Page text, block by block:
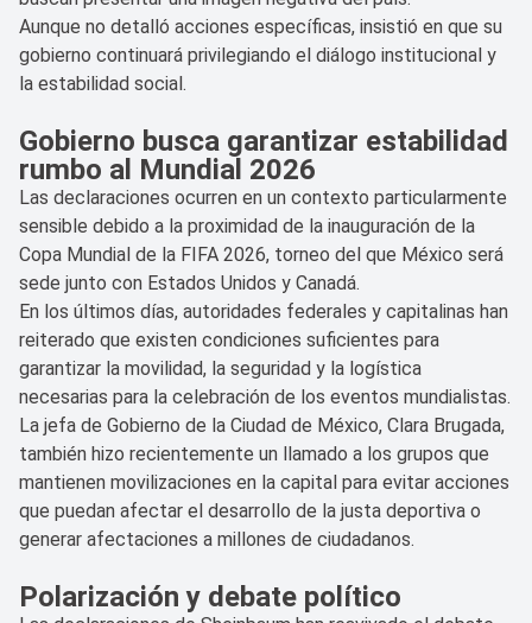
Aunque no detalló acciones específicas, insistió en que su
gobierno continuará privilegiando el diálogo institucional y
la estabilidad social.
Gobierno busca garantizar estabilidad
rumbo al Mundial 2026
Las declaraciones ocurren en un contexto particularmente
sensible debido a la proximidad de la inauguración de la
Copa Mundial de la FIFA 2026, torneo del que México será
sede junto con Estados Unidos y Canadá.
En los últimos días, autoridades federales y capitalinas han
reiterado que existen condiciones suficientes para
garantizar la movilidad, la seguridad y la logística
necesarias para la celebración de los eventos mundialistas.
La jefa de Gobierno de la Ciudad de México, Clara Brugada,
también hizo recientemente un llamado a los grupos que
mantienen movilizaciones en la capital para evitar acciones
que puedan afectar el desarrollo de la justa deportiva o
generar afectaciones a millones de ciudadanos.
Polarización y debate político